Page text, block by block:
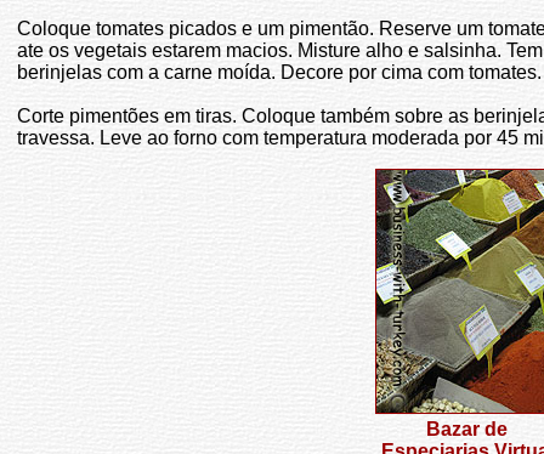
Coloque tomates picados e um pimentão. Reserve um
ate os vegetais estarem macios. Misture alho e salsinha.
berinjelas com a carne moída. Decore por cima com tomates.
Corte pimentões em tiras. Coloque também sobre as
travessa. Leve ao forno com temperatura moderada por 45
Bazar de